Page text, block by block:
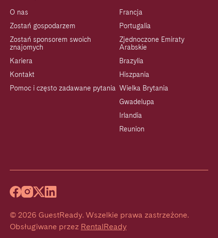
O nas
Zostań gospodarzem
Zostań sponsorem swoich
znajomych
Kariera
Kontakt
Pomoc i często zadawane pytania
Francja
Portugalia
Zjednoczone Emiraty
Arabskie
Brazylia
Hiszpania
Wielka Brytania
Gwadelupa
Irlandia
Reunion
© 2026 GuestReady. Wszelkie prawa zastrzeżone.
Obsługiwane przez RentalReady